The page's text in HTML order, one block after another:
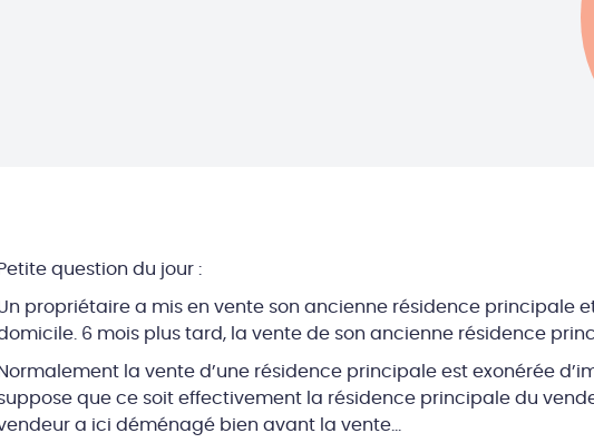
Petite question du jour :
propriétaire a mis en vente son ancienne résidence principale
6 mois plus tard, la vente de son ancienne résidence
Normalement la vente d’une résidence principale est exonérée
que ce soit effectivement la résidence principale du
a ici déménagé bien avant la vente…